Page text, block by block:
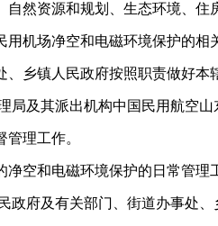
然资源和规划、生态环境、住
机场净空和电磁环境保护的相
乡镇人民政府按照职责做好本
局及其派出机构中国民用航空
理工作。
空和电磁环境保护的日常管理
政府及有关部门、街道办事处